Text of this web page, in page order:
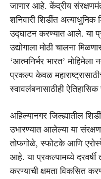
जाणार आहे. केंद्रीय
शनिवारी शिर्डीत
उद्घाटन करण्यात आले. या
उद्योगाला मोठी चालना
‘आत्मनिर्भर भारत’
प्रकल्प केवळ
स्वावलंबनासाठीही
अहिल्यानगर जिल्ह्यातील
उभारण्यात आलेल्या या
तोफगोळे, स्फोटके आणि
आहे. या प्रकल्पामध्ये
करण्याची क्षमता विकसित